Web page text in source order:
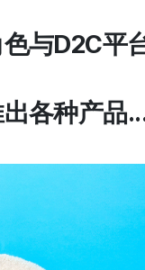
与D2C平
各种产品